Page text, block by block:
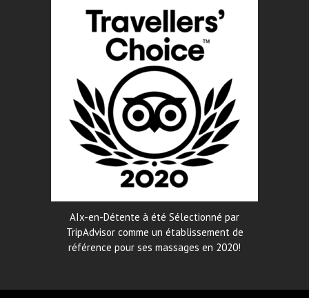
AIx-en-Détente à été Sélectionné par
TripAdvisor comme un établissement de
référence pour ses massages en 2020!